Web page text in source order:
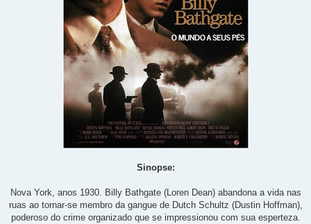
Sinopse:
Nova York, anos 1930. Billy Bathgate (Loren Dean) abandona a vida nas
ruas ao tornar-se membro da gangue de Dutch Schultz (Dustin Hoffman),
poderoso do crime organizado que se impressionou com sua esperteza.